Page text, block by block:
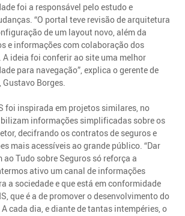
foi a responsável pelo estudo e
“O portal teve revisão de arquitetura
de um layout novo, além da
e informações com colaboração dos
A ideia foi conferir ao site uma melhor
para navegação”, explica o gerente de
Borges.
foi inspirada em projetos similares, no
informações simplificadas sobre os
decifrando os contratos de seguros e
mais acessíveis ao grande público. “Dar
ao Tudo sobre Seguros só reforça a
ativo um canal de informações
a sociedade e que está em conformidade
que é a de promover o desenvolvimento do
cada dia, e diante de tantas intempéries, o